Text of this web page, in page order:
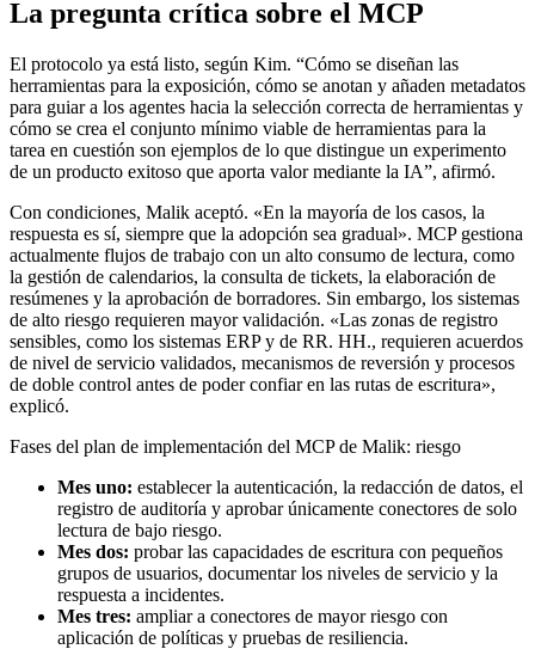
La pregunta crítica sobre el MCP
El protocolo ya está listo, según Kim. “Cómo se diseñan las
herramientas para la exposición, cómo se anotan y añaden metadatos
para guiar a los agentes hacia la selección correcta de herramientas y
cómo se crea el conjunto mínimo viable de herramientas para la
tarea en cuestión son ejemplos de lo que distingue un experimento
de un producto exitoso que aporta valor mediante la IA”, afirmó.
Con condiciones, Malik aceptó. «En la mayoría de los casos, la
respuesta es sí, siempre que la adopción sea gradual». MCP gestiona
actualmente flujos de trabajo con un alto consumo de lectura, como
la gestión de calendarios, la consulta de tickets, la elaboración de
resúmenes y la aprobación de borradores. Sin embargo, los sistemas
de alto riesgo requieren mayor validación. «Las zonas de registro
sensibles, como los sistemas ERP y de RR. HH., requieren acuerdos
de nivel de servicio validados, mecanismos de reversión y procesos
de doble control antes de poder confiar en las rutas de escritura»,
explicó.
Fases del plan de implementación del MCP de Malik: riesgo
Mes uno: establecer la autenticación, la redacción de datos, el
registro de auditoría y aprobar únicamente conectores de solo
lectura de bajo riesgo.
Mes dos: probar las capacidades de escritura con pequeños
grupos de usuarios, documentar los niveles de servicio y la
respuesta a incidentes.
Mes tres: ampliar a conectores de mayor riesgo con
aplicación de políticas y pruebas de resiliencia.